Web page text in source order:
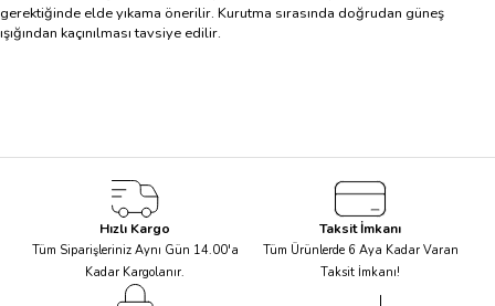
gerektiğinde elde yıkama önerilir. Kurutma sırasında doğrudan güneş
ışığından kaçınılması tavsiye edilir.
Hızlı Kargo
Tüm Siparişleriniz Aynı Gün 14.00'a
Kadar Kargolanır.
Taksit İmkanı
Tüm Ürünlerde 6 Aya Kadar Varan
Taksit İmkanı!